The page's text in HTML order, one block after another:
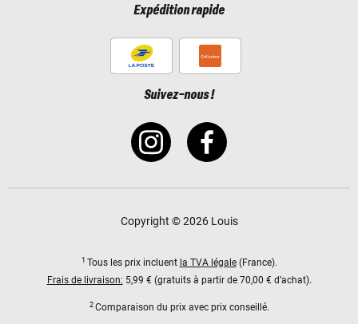
Expédition rapide
Suivez-nous !
Copyright © 2026 Louis
1 Tous les prix incluent la TVA légale(France).
Frais de livraison: 5,99 € (gratuits à partir de 70,00 € d’achat).
2 Comparaison du prix avec prix conseillé.